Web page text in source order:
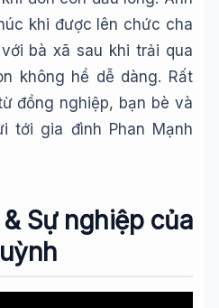
khi được lên chức cha
bà xã sau khi trải qua
không hề dễ dàng. Rất
đồng nghiệp, bạn bè và
tới gia đình Phan Mạnh
Sự nghiệp của